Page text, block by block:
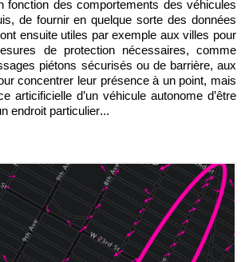
fonction des comportements des véhicules
de fournir en quelque sorte des données
ensuite utiles par exemple aux villes pour
de protection nécessaires, comme
piétons sécurisés ou de barrière, aux
concentrer leur présence à un point, mais
articificielle d’un véhicule autonome d’être
endroit particulier...